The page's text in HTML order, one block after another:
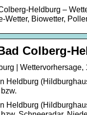
Heldburg –
Wetter, Biowetter,
Colberg-
| Wettervorhersage,
Heldburg
Heldburg